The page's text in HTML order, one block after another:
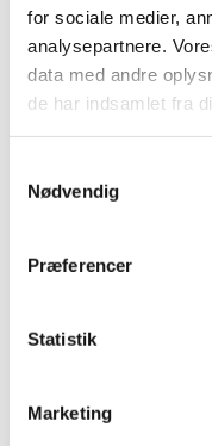
for sociale medier,
analysepartnere.
data med andre
de har indsamlet fra
Nødvendig
Præferencer
Statistik
Marketing
Du vil